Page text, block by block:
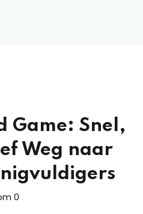
Game: Snel,
Weg naar
0